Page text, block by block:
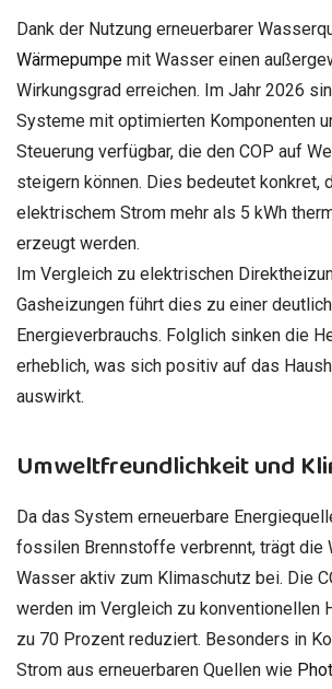
Dank der Nutzung erneuerbarer
Wärmepumpe mit Wasser einen
Wirkungsgrad erreichen. Im Jahr 2026
Systeme mit optimierten Komponenten
Steuerung verfügbar, die den COP auf
steigern können. Dies bedeutet konkret,
elektrischem Strom mehr als 5 kWh
erzeugt werden.
Im Vergleich zu elektrischen
Gasheizungen führt dies zu einer
Energieverbrauchs. Folglich sinken die
erheblich, was sich positiv auf das
auswirkt.
Umweltfreundlichkeit und
Da das System erneuerbare
fossilen Brennstoffe verbrennt, trägt die
Wasser aktiv zum Klimaschutz bei. Die
werden im Vergleich zu konventionellen
zu 70 Prozent reduziert. Besonders in
Strom aus erneuerbaren Quellen wie